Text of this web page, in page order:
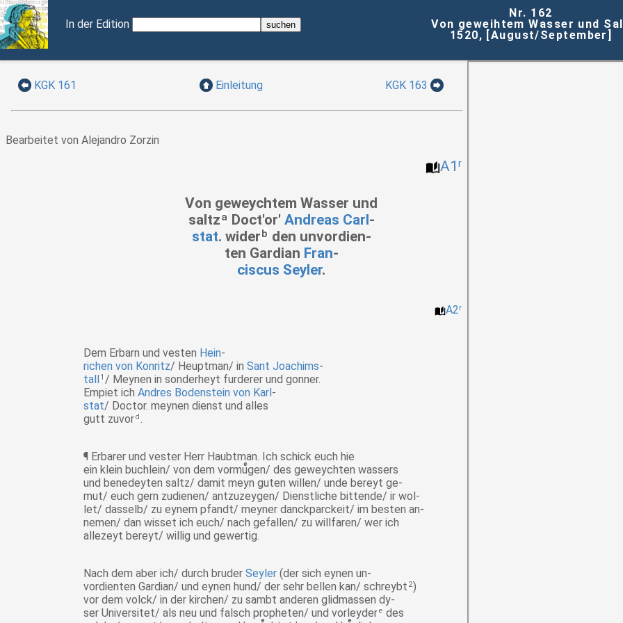
In der Edition
Nr. 162
Von geweihtem Wasser und
1520, [August/September]
KGK 161 Einleitung KGK 163
Bearbeitet von Alejandro Zorzin
A1 r
Von geweychtem Wasser und
saltza Doct'or' Andreas Carl-
stat. widerb den unvordien-
ten Gardian Fran-
ciscus Seyler.
A2r
Dem Erbarn und vesten Hein-
richen von Konritz/ Heuptman/ in Sant Joachims-
tall
1 / Meynen in sonderheyt furderer und gonner.
Empiet ich Andres Bodenstein von Karl -
stat/ Doctor. meynen dienst und alles
gutt zuvord .
¶ Erbarer und vester Herr Haubtman. Ich schick euch hie
ein klein buchlein/ von dem vormuͤgen/ des geweychten wassers
und benedeyten saltz/ damit meyn guten willen/ unde bereyt ge-
mut/ euch gern zudienen/ antzuzeygen/ Dienstliche bittende/ ir wol-
let/ dasselb/ zu eynem pfandt/ meyner danckparckeit/ im besten an-
nemen/ dan wisset ich euch/ nach gefallen/ zu willfaren/ wer ich
allezeyt bereyt/ willig und gewertig.
Nach dem aber ich/ durch bruder Seyler (der sich eynen un-
vordienten Gardian/ und eynen hund/ der sehr bellen kan/ schreybt 2)
vor dem volck/ in der kirchen/ zu sambt anderen glidmassen dy-
ser Universitet/ als neu und falsch propheten/ und vorleydere des